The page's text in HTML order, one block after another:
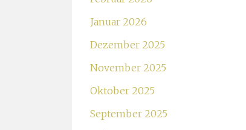
Januar 2026
Dezember 2025
November 2025
Oktober 2025
September 2025